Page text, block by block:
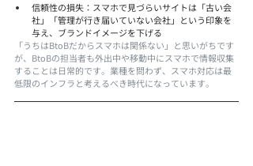
信頼性の損失：スマホで見づらいサイトは「古い会
社」「管理が行き届いていない会社」という印象を
与え、ブランドイメージを下げる
「うちはBtoBだからスマホは関係ない」と思いがちです
が、BtoBの担当者も外出中や移動中にスマホで情報収集
することは日常的です。業種を問わず、スマホ対応は最
低限のインフラと考えるべき時代になっています。